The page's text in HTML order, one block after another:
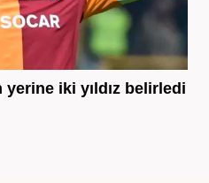
iki yıldız belirledi